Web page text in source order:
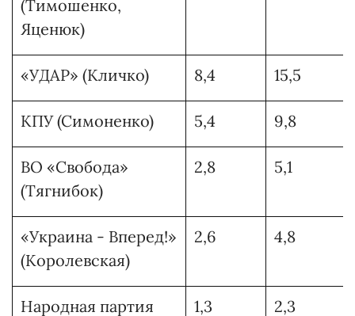
(Тимошенко,
Яценюк)
«УДАР» (Кличко) 8,4 15,5
КПУ (Симоненко) 5,4 9,8
ВО «Свобода»
(Тягнибок)
2,8 5,1
«Украина - Вперед!»
(Королевская)
2,6 4,8
Народная партия 1,3 2,3